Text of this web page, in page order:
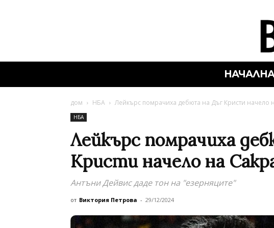
НАЧАЛНА
дом НБА Лейкърс помрачиха дебюта на Дъг Кристи начело
НБА
Лейкърс помрачиха
Кристи начело на
Антъни Дейвис даде тон на "езерняците"
от Виктория Петрова - 29/12/2024